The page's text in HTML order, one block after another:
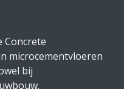
Concrete
microcementvloeren
bij